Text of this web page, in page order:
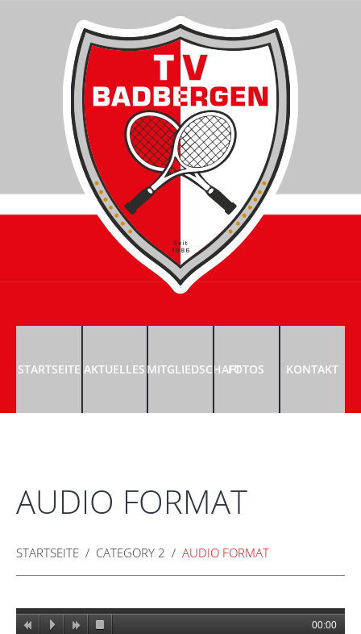
STARTSEITE AKTUELLES MITGLIEDSCHAFTFOTOS KONTAKT
AUDIO FORMAT
STARTSEITE CATEGORY 2 AUDIO FORMAT
00:00